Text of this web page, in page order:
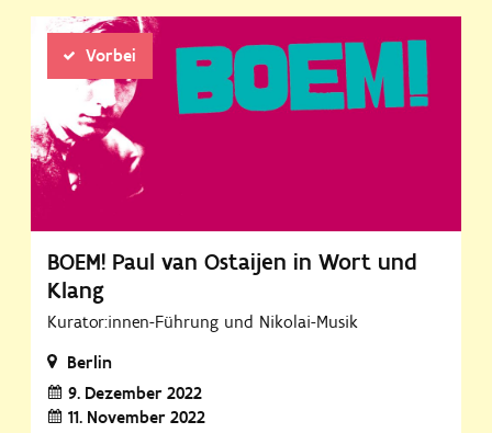
Vorbei
BOEM! Paul van Ostaijen in Wort und
Klang
Kurator:innen-Führung und Nikolai-Musik
Berlin
9. Dezember 2022
11. November 2022